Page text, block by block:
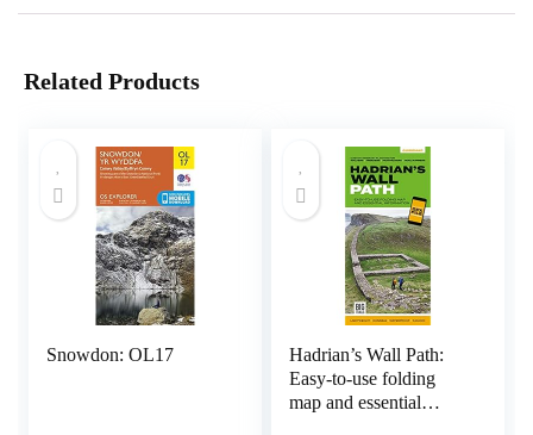
Related Products
Snowdon: OL17
Hadrian’s Wall Path:
Easy-to-use folding
map and essential